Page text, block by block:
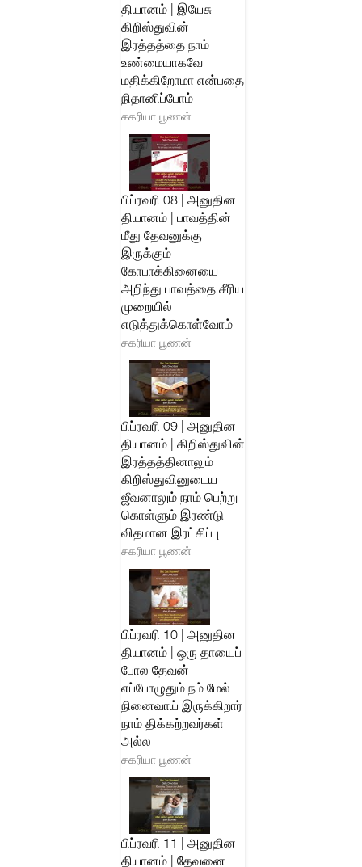
தியானம் | இயேசு
கிறிஸ்துவின்
இரத்தத்தை நாம்
உண்மையாகவே
மதிக்கிறோமா என்பதை
நிதானிப்போம்
சகரியா பூணன்
பிப்ரவரி 08 | அனுதின
தியானம் | பாவத்தின்
மீது தேவனுக்கு
இருக்கும்
கோபாக்கினையை
அறிந்து பாவத்தை சீரிய
முறையில்
எடுத்துக்கொள்வோம்
சகரியா பூணன்
பிப்ரவரி 09 | அனுதின
தியானம் | கிறிஸ்துவின்
இரத்தத்தினாலும்
கிறிஸ்துவினுடைய
ஜீவனாலும் நாம் பெற்று
கொள்ளும் இரண்டு
விதமான இரட்சிப்பு
சகரியா பூணன்
பிப்ரவரி 10 | அனுதின
தியானம் | ஒரு தாயைப்
போல தேவன்
எப்போழுதும் நம் மேல்
நினைவாய் இருக்கிறார்
நாம் திக்கற்றவர்கள்
அல்ல
சகரியா பூணன்
பிப்ரவரி 11 | அனுதின
தியானம் | தேவனை